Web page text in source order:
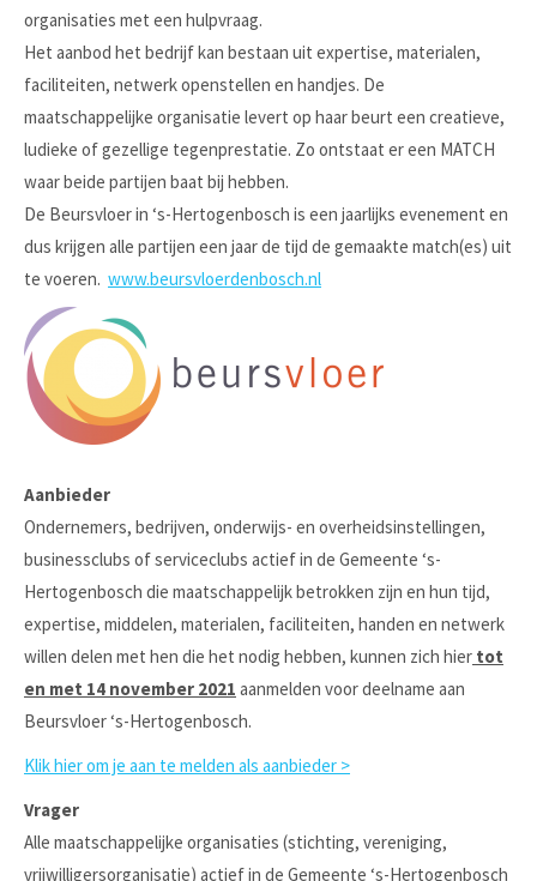
organisaties met een hulpvraag.
Het aanbod het bedrijf kan bestaan uit expertise, materialen,
faciliteiten, netwerk openstellen en handjes. De
maatschappelijke organisatie levert op haar beurt een creatieve,
ludieke of gezellige tegenprestatie. Zo ontstaat er een MATCH
waar beide partijen baat bij hebben.
De Beursvloer in ‘s-Hertogenbosch is een jaarlijks evenement en
dus krijgen alle partijen een jaar de tijd de gemaakte match(es) uit
te voeren. www.beursvloerdenbosch.nl
Aanbieder
Ondernemers, bedrijven, onderwijs- en overheidsinstellingen,
businessclubs of serviceclubs actief in de Gemeente ‘s-
Hertogenbosch die maatschappelijk betrokken zijn en hun tijd,
expertise, middelen, materialen, faciliteiten, handen en netwerk
willen delen met hen die het nodig hebben, kunnen zich hier tot
en met 14 november 2021 aanmelden voor deelname aan
Beursvloer ‘s-Hertogenbosch.
Klik hier om je aan te melden als aanbieder >
Vrager
Alle maatschappelijke organisaties (stichting, vereniging,
vrijwilligersorganisatie) actief in de Gemeente ‘s-Hertogenbosch